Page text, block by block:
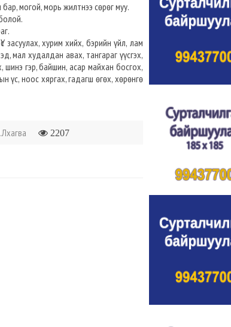
могой, морь жилтнээ сөрөг муу.
засуулах, хурим хийх, бэрийн үйл, лам
мал худалдан авах, тангараг үүсгэх,
шинэ гэр, байшин, асар майхан босгох,
үс, ноос хяргах, гадагш өгөх, хөрөнгө
2207